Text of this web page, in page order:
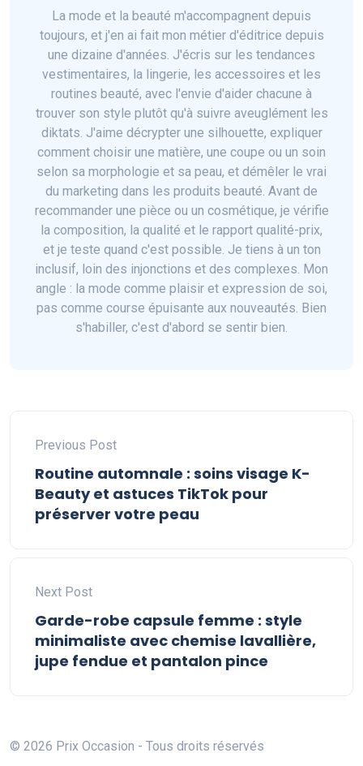
La mode et la beauté m'accompagnent depuis
toujours, et j'en ai fait mon métier d'éditrice depuis
une dizaine d'années. J'écris sur les tendances
vestimentaires, la lingerie, les accessoires et les
routines beauté, avec l'envie d'aider chacune à
trouver son style plutôt qu'à suivre aveuglément les
diktats. J'aime décrypter une silhouette, expliquer
comment choisir une matière, une coupe ou un soin
selon sa morphologie et sa peau, et démêler le vrai
du marketing dans les produits beauté. Avant de
recommander une pièce ou un cosmétique, je vérifie
la composition, la qualité et le rapport qualité-prix,
et je teste quand c'est possible. Je tiens à un ton
inclusif, loin des injonctions et des complexes. Mon
angle : la mode comme plaisir et expression de soi,
pas comme course épuisante aux nouveautés. Bien
s'habiller, c'est d'abord se sentir bien.
Previous Post
Routine automnale : soins visage K-
Beauty et astuces TikTok pour
préserver votre peau
Next Post
Garde-robe capsule femme : style
minimaliste avec chemise lavallière,
jupe fendue et pantalon pince
© 2026 Prix Occasion - Tous droits réservés